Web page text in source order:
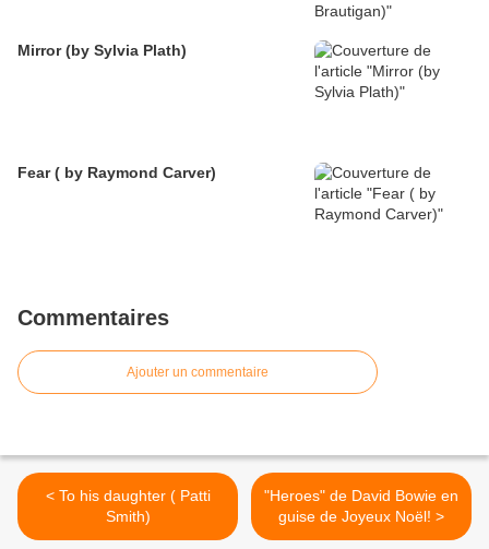
Mirror (by Sylvia Plath)
Fear ( by Raymond Carver)
Commentaires
Ajouter un commentaire
< To his daughter ( Patti
Smith)
"Heroes" de David Bowie en
guise de Joyeux Noël! >